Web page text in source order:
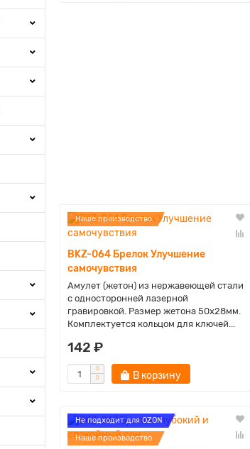
Наше производство
BKZ-064 Брелок Улучшение
самочувствия
Амулет (жетон) из нержавеющей стали
с односторонней лазерной
гравировкой. Размер жетона 50х28мм.
Комплектуется кольцом для ключей...
142 ₽
В корзину
Не подходит для OZON
Наше производство